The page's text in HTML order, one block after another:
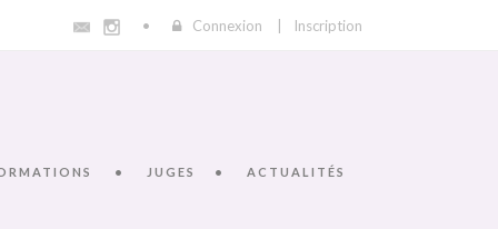
Connexion Inscription
JUGES ACTUALITÉS